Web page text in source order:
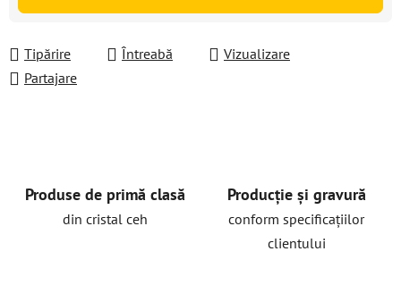
Tipărire Întreabă
Vizualizare
Partajare
Produse de primă clasă
din cristal ceh
Producție și gravură
conform specificațiilor
clientului